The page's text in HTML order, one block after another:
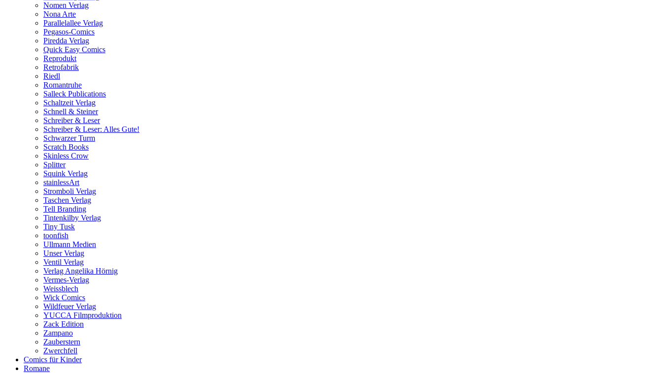
Nomen Verlag
Nona Arte
Parallelallee Verlag
Pegasos-Comics
Piredda Verlag
Quick Easy Comics
Reprodukt
Retrofabrik
Riedl
Romantruhe
Salleck Publications
Schaltzeit Verlag
Schnell & Steiner
Schreiber & Leser
Schreiber & Leser: Alles Gute!
Schwarzer Turm
Scratch Books
Skinless Crow
Splitter
Squink Verlag
stainlessArt
Stromboli Verlag
Taschen Verlag
Tell Branding
Tintenkilby Verlag
Tiny Tusk
toonfish
Ullmann Medien
Unser Verlag
Ventil Verlag
Verlag Angelika Hörnig
Vermes-Verlag
Weissblech
Wick Comics
Wildfeuer Verlag
YUCCA Filmproduktion
Zack Edition
Zampano
Zauberstern
Zwerchfell
Comics für Kinder
Romane